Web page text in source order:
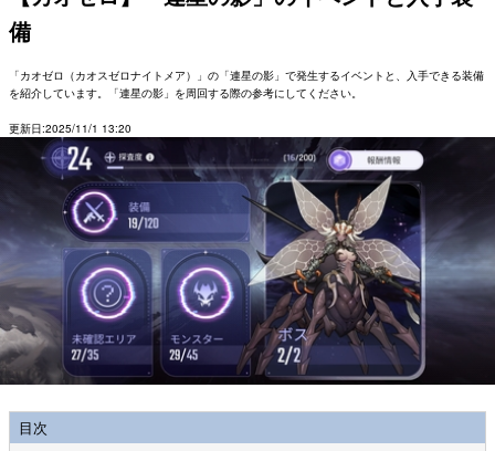
備
「カオゼロ（カオスゼロナイトメア）」の「連星の影」で発生するイベントと、入手できる装備
を紹介しています。「連星の影」を周回する際の参考にしてください。
更新日:2025/11/1 13:20
目次